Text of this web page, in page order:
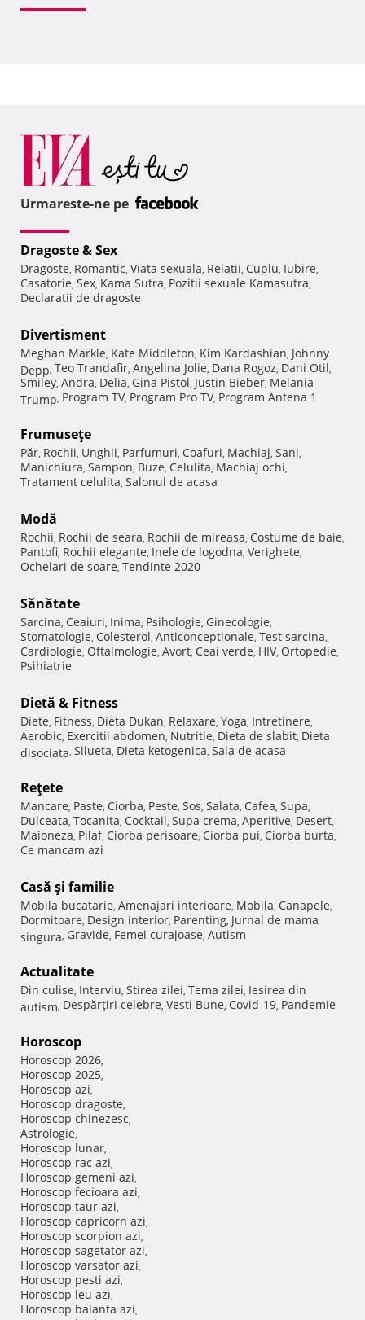
Urmareste-ne pe
Dragoste & Sex
Dragoste, Romantic, Viata sexuala, Relatii, Cuplu, Iubire,
Casatorie, Sex, Kama Sutra, Pozitii sexuale Kamasutra,
Declaratii de dragoste
Divertisment
Meghan Markle, Kate Middleton, Kim Kardashian, Johnny
Depp, Teo Trandafir, Angelina Jolie, Dana Rogoz, Dani Otil,
Smiley, Andra, Delia, Gina Pistol, Justin Bieber, Melania
Trump, Program TV, Program Pro TV, Program Antena 1
Frumuseţe
Păr, Rochii, Unghii, Parfumuri, Coafuri, Machiaj, Sani,
Manichiura, Sampon, Buze, Celulita, Machiaj ochi,
Tratament celulita, Salonul de acasa
Modă
Rochii, Rochii de seara, Rochii de mireasa, Costume de baie,
Pantofi, Rochii elegante, Inele de logodna, Verighete,
Ochelari de soare, Tendinte 2020
Sănătate
Sarcina, Ceaiuri, Inima, Psihologie, Ginecologie,
Stomatologie, Colesterol, Anticonceptionale, Test sarcina,
Cardiologie, Oftalmologie, Avort, Ceai verde, HIV, Ortopedie,
Psihiatrie
Dietă & Fitness
Diete, Fitness, Dieta Dukan, Relaxare, Yoga, Intretinere,
Aerobic, Exercitii abdomen, Nutritie, Dieta de slabit, Dieta
disociata, Silueta, Dieta ketogenica, Sala de acasa
Reţete
Mancare, Paste, Ciorba, Peste, Sos, Salata, Cafea, Supa,
Dulceata, Tocanita, Cocktail, Supa crema, Aperitive, Desert,
Maioneza, Pilaf, Ciorba perisoare, Ciorba pui, Ciorba burta,
Ce mancam azi
Casă şi familie
Mobila bucatarie, Amenajari interioare, Mobila, Canapele,
Dormitoare, Design interior, Parenting, Jurnal de mama
singura, Gravide, Femei curajoase, Autism
Actualitate
Din culise, Interviu, Stirea zilei, Tema zilei, Iesirea din
autism, Despărţiri celebre, Vesti Bune, Covid-19, Pandemie
Horoscop
Horoscop 2026,
Horoscop 2025,
Horoscop azi,
Horoscop dragoste,
Horoscop chinezesc,
Astrologie,
Horoscop lunar,
Horoscop rac azi,
Horoscop gemeni azi,
Horoscop fecioara azi,
Horoscop taur azi,
Horoscop capricorn azi,
Horoscop scorpion azi,
Horoscop sagetator azi,
Horoscop varsator azi,
Horoscop pesti azi,
Horoscop leu azi,
Horoscop balanta azi,